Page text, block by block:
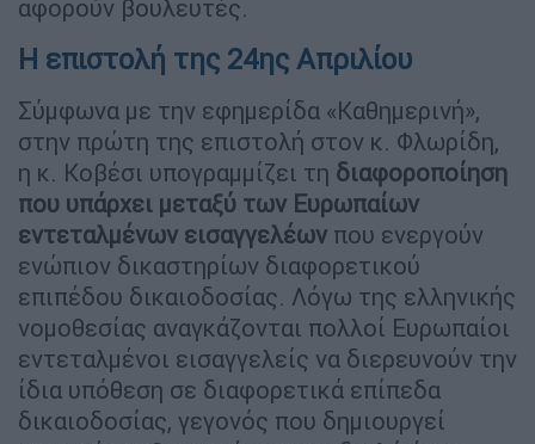
στην πρώτη της επιστολή στον κ. Φλωρίδη,
η κ. Κοβέσι υπογραμμίζει τηδιαφοροποίηση
που υπάρχει μεταξύ των Ευρωπαίων
εντεταλμένων εισαγγελέωνπου ενεργούν
ενώπιον δικαστηρίων διαφορετικού
επιπέδου δικαιοδοσίας. Λόγω της ελληνικής
νομοθεσίας αναγκάζονται πολλοί Ευρωπαίοι
εντεταλμένοι εισαγγελείς να διερευνούν την
ίδια υπόθεση σε διαφορετικά επίπεδα
δικαιοδοσίας, γεγονός που δημιουργεί
περιττές καθυστερήσεις και διπλό έργο.